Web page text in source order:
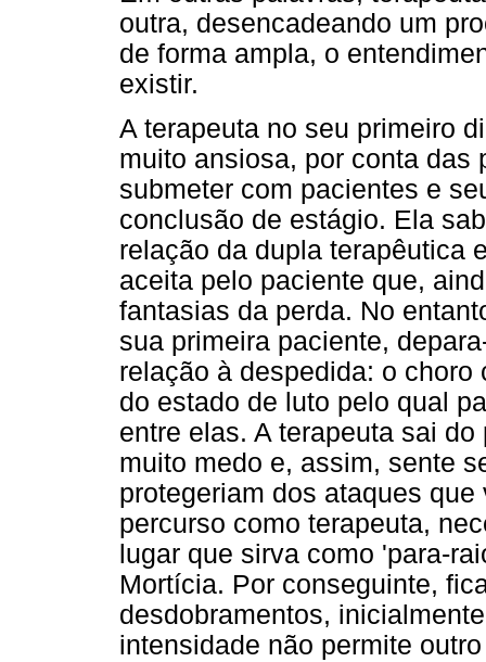
outra, desencadeando um
de forma ampla, o
existir.
A terapeuta no seu primeiro
muito ansiosa, por conta das
submeter com pacientes e
conclusão de estágio. Ela
relação da dupla terapêutica
aceita pelo paciente que,
fantasias da perda. No
sua primeira paciente,
relação à despedida: o
do estado de luto pelo qual
entre elas. A terapeuta sai
muito medo e, assim, sente
protegeriam dos ataques
percurso como terapeuta,
lugar que sirva como 'para-
Mortícia. Por conseguinte,
desdobramentos,
intensidade não permite